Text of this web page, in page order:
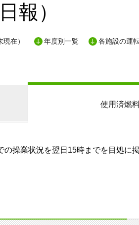
報）
在） 年度別一覧 各施設の運
使用済燃
操業状況を翌日15時までを目処に